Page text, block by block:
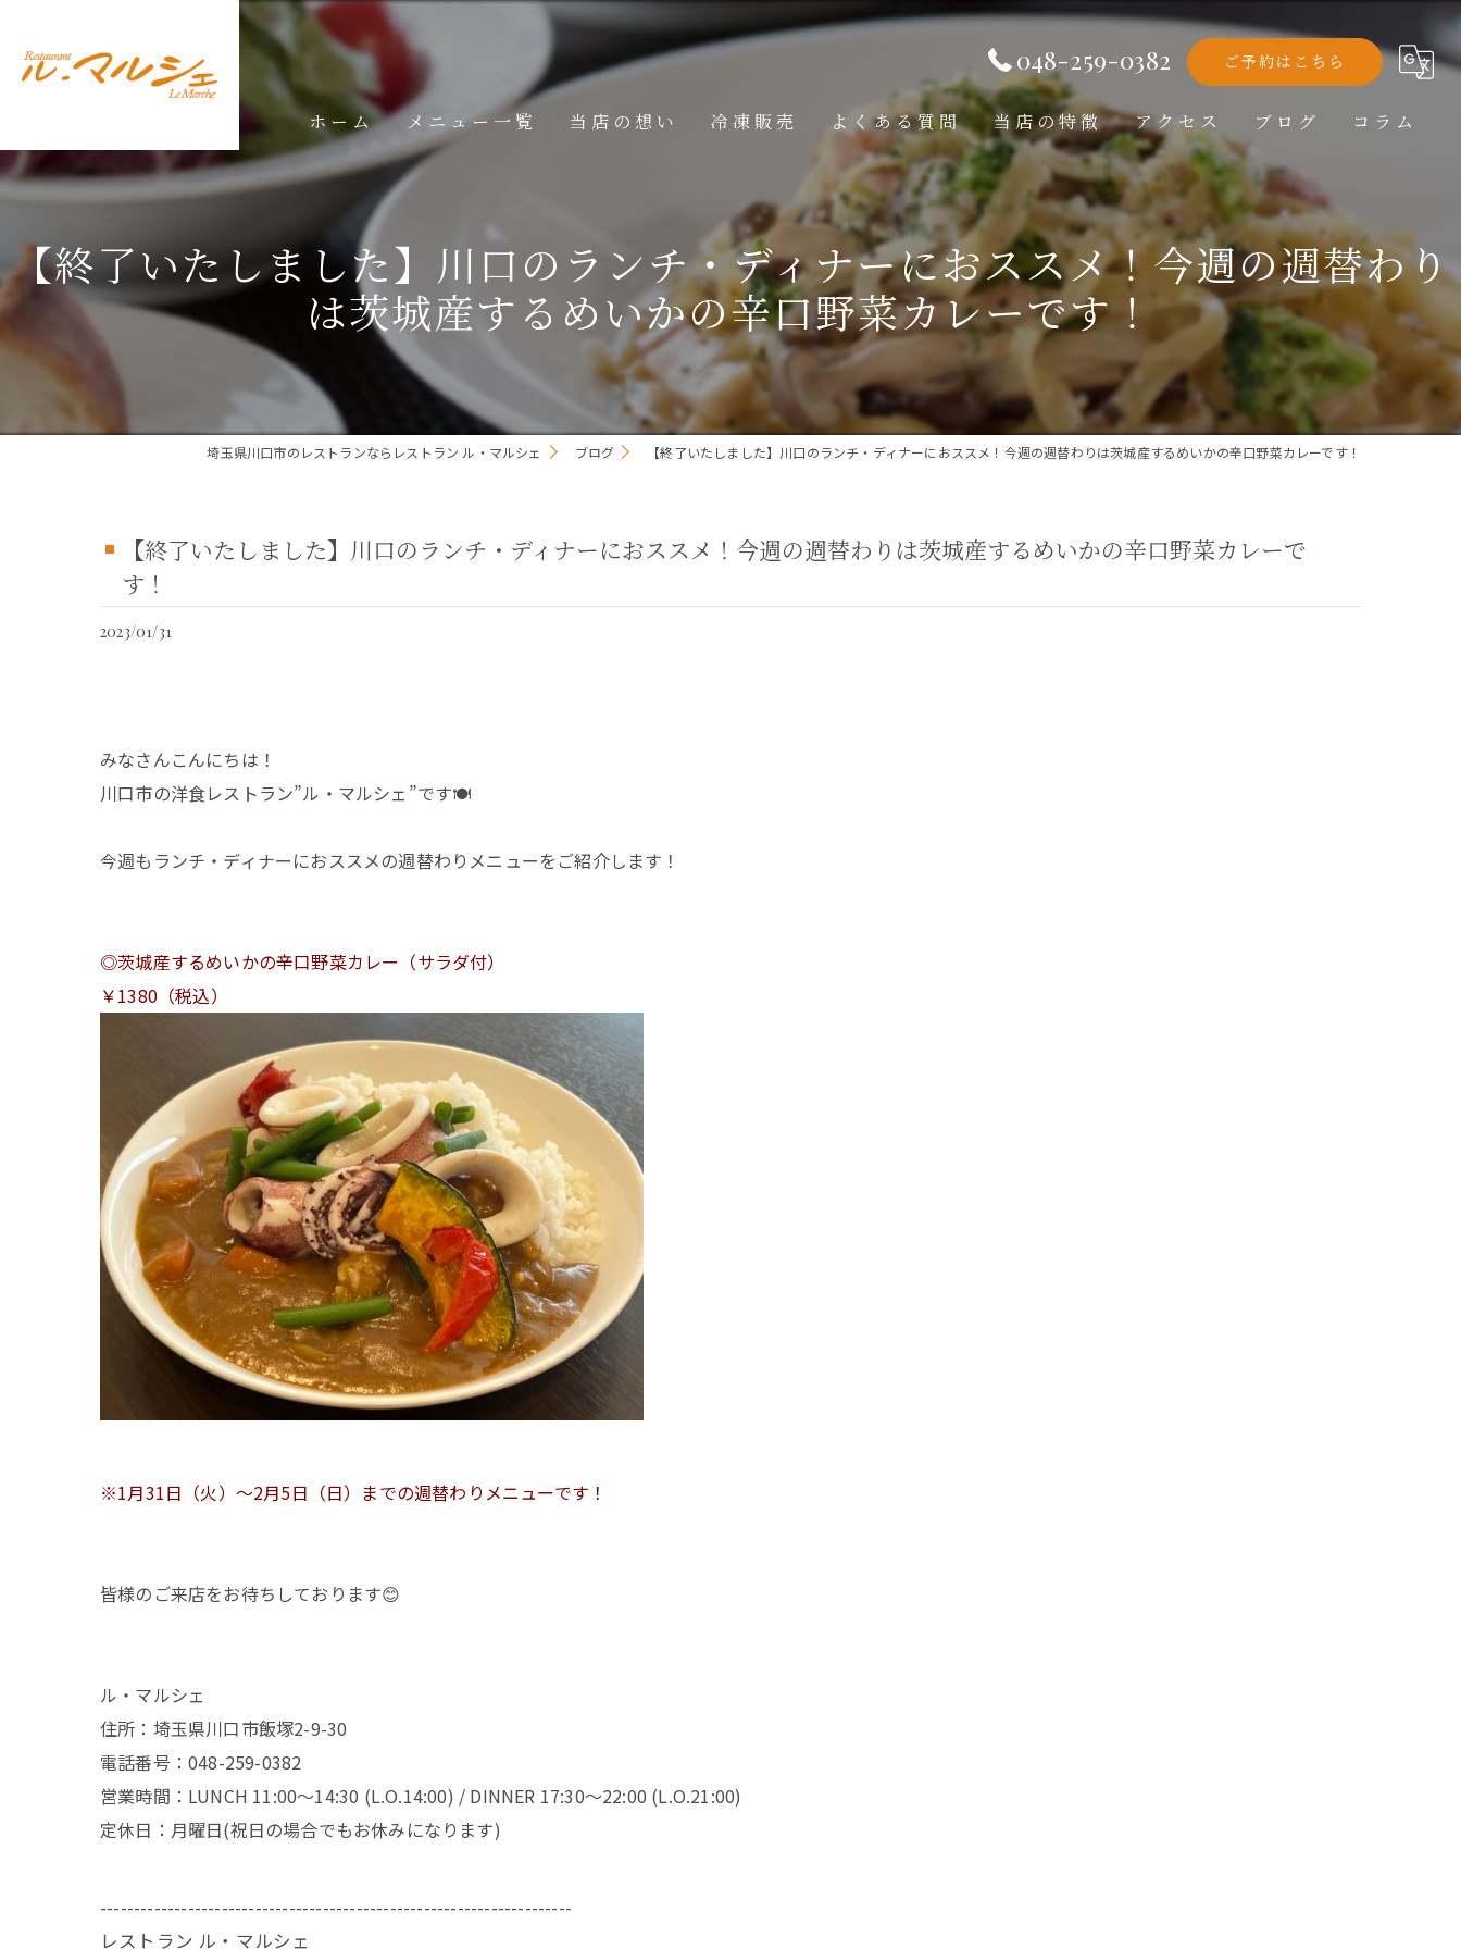
048-259-0382 ご予約はこちら
ホーム メニュー一覧
ディナーメニュー
ドリンクメニュー
当店の想い 冷凍販売 よくある質問 当店の特徴
洋食
ランチ
ディナー
テイクアウト
記念日
アクセス ブログ コラム
【終了いたしました】川口のランチ・ディナーにおススメ！今週の週替わり
は茨城産するめいかの辛口野菜カレーです！
埼玉県川口市のレストランならレストラン ル・マルシェ ブログ 【終了いたしました】川口のランチ・ディナーにおススメ！今週の週替わりは茨城産するめいかの辛口野菜カレーです！
【終了いたしました】川口のランチ・ディナーにおススメ！今週の週替わりは茨城産するめいかの辛口野菜カレーで
す！
2023/01/31
みなさんこんにちは！
川口市の洋食レストラン”ル・マルシェ”です🍽
今週もランチ・ディナーにおススメの週替わりメニューをご紹介します！
◎茨城産するめいかの辛口野菜カレー（サラダ付）
￥1380（税込）
※1月31日（火）～2月5日（日）までの週替わりメニューです！
皆様のご来店をお待ちしております😊
ル・マルシェ
住所：埼玉県川口市飯塚2-9-30
電話番号：048-259-0382
営業時間：LUNCH 11:00～14:30 (L.O.14:00) / DINNER 17:30～22:00 (L.O.21:00)
定休日：月曜日(祝日の場合でもお休みになります)
----------------------------------------------------------------------
レストラン ル・マルシェ